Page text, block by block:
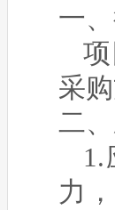
一
采
二
1.
力